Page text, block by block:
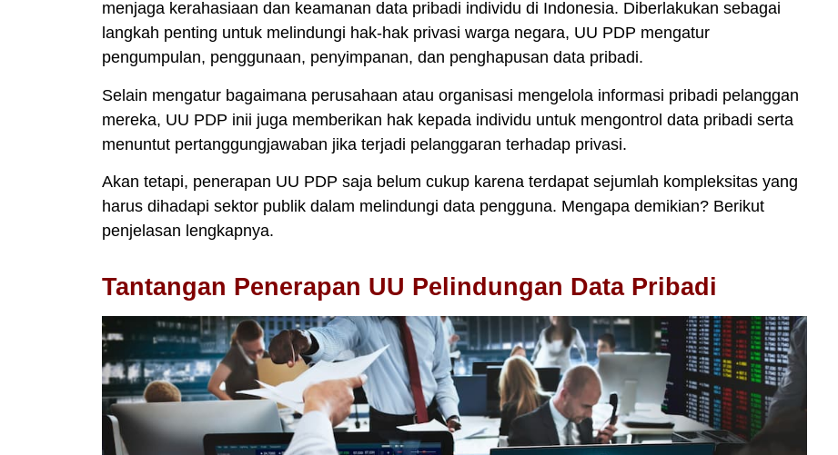
menjaga kerahasiaan dan keamanan data pribadi individu di Indonesia. Diberlakukan sebagai
langkah penting untuk melindungi hak-hak privasi warga negara, UU PDP mengatur
pengumpulan, penggunaan, penyimpanan, dan penghapusan data pribadi.
Selain mengatur bagaimana perusahaan atau organisasi mengelola informasi pribadi pelanggan
mereka, UU PDP inii juga memberikan hak kepada individu untuk mengontrol data pribadi serta
menuntut pertanggungjawaban jika terjadi pelanggaran terhadap privasi.
Akan tetapi, penerapan UU PDP saja belum cukup karena terdapat sejumlah kompleksitas yang
harus dihadapi sektor publik dalam melindungi data pengguna. Mengapa demikian? Berikut
penjelasan lengkapnya.
Tantangan Penerapan UU Pelindungan Data Pribadi